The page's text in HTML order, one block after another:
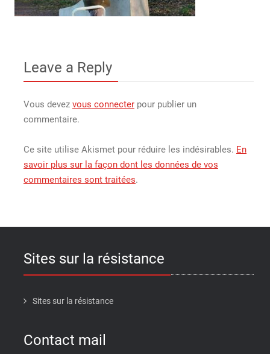
Leave a Reply
Vous devez vous connecter pour publier un
commentaire.
Ce site utilise Akismet pour réduire les indésirables. En
savoir plus sur la façon dont les données de vos
commentaires sont traitées.
Sites sur la résistance
Sites sur la résistance
Contact mail